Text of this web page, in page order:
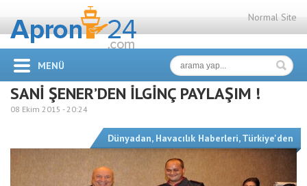
Normal Site
MENÜ
SANİ ŞENER’DEN İLGİNÇ PAYLAŞIM !
08 Ekim 2015 -20:24
Dünyadan, Havacılık Haberleri,Türkiye'den